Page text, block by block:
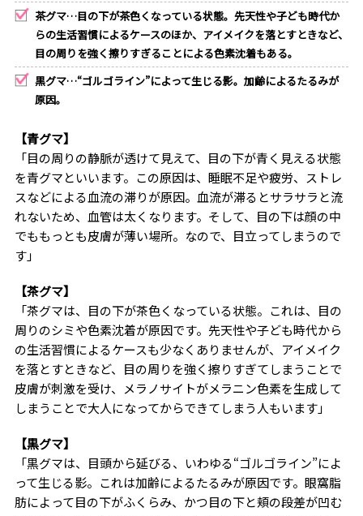
茶グマ…目の下が茶色くなっている状態。先天性や子ども時代か
らの生活習慣によるケースのほか、アイメイクを落とすときなど、
目の周りを強く擦りすぎることによる色素沈着もある。
黒グマ…“ゴルゴライン”によって生じる影。加齢によるたるみが
原因。
【青グマ】
「目の周りの静脈が透けて見えて、目の下が青く見える状態
を青グマといいます。この原因は、睡眠不足や疲労、ストレ
スなどによる血流の滞りが原因。血流が滞るとサラサラと流
れないため、血管は太くなります。そして、目の下は顔の中
でももっとも皮膚が薄い場所。なので、目立ってしまうので
す」
【茶グマ】
「茶グマは、目の下が茶色くなっている状態。これは、目の
周りのシミや色素沈着が原因です。先天性や子ども時代から
の生活習慣によるケースも少なくありませんが、アイメイク
を落とすときなど、目の周りを強く擦りすぎてしまうことで
皮膚が刺激を受け、メラノサイトがメラニン色素を生成して
しまうことで大人になってからできてしまう人もいます」
【黒グマ】
「黒グマは、目頭から延びる、いわゆる“ゴルゴライン”によ
って生じる影。これは加齢によるたるみが原因です。眼窩脂
肪によって目の下がふくらみ、かつ目の下と頬の段差が凹む